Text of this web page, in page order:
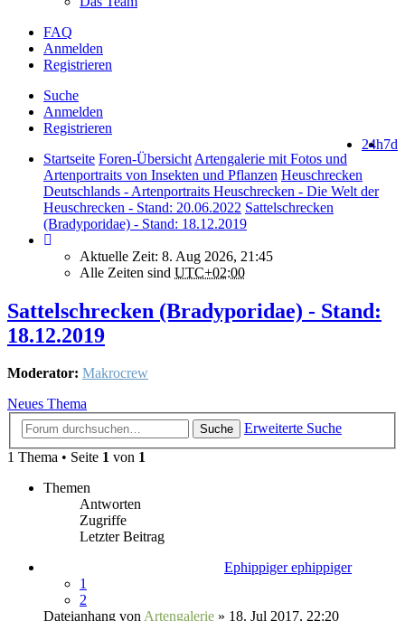
FAQ
Anmelden
Registrieren
Suche
Anmelden
Registrieren
7d
24h
Startseite Foren-Übersicht Artengalerie mit Fotos und
Artenportraits von Insekten und Pflanzen Heuschrecken
Deutschlands - Artenportraits Heuschrecken - Die Welt der
Heuschrecken - Stand: 20.06.2022 Sattelschrecken
(Bradyporidae) - Stand: 18.12.2019
Aktuelle Zeit: 8. Aug 2026, 21:45
Alle Zeiten sind UTC+02:00
Sattelschrecken (Bradyporidae) - Stand:
18.12.2019
Moderator: Makrocrew
Neues Thema
Suche
Erweiterte Suche
1 Thema • Seite 1 von 1
Themen
Antworten
Zugriffe
Letzter Beitrag
Ephippiger ephippiger
1
2
Dateianhang von Artengalerie » 18. Jul 2017, 22:20